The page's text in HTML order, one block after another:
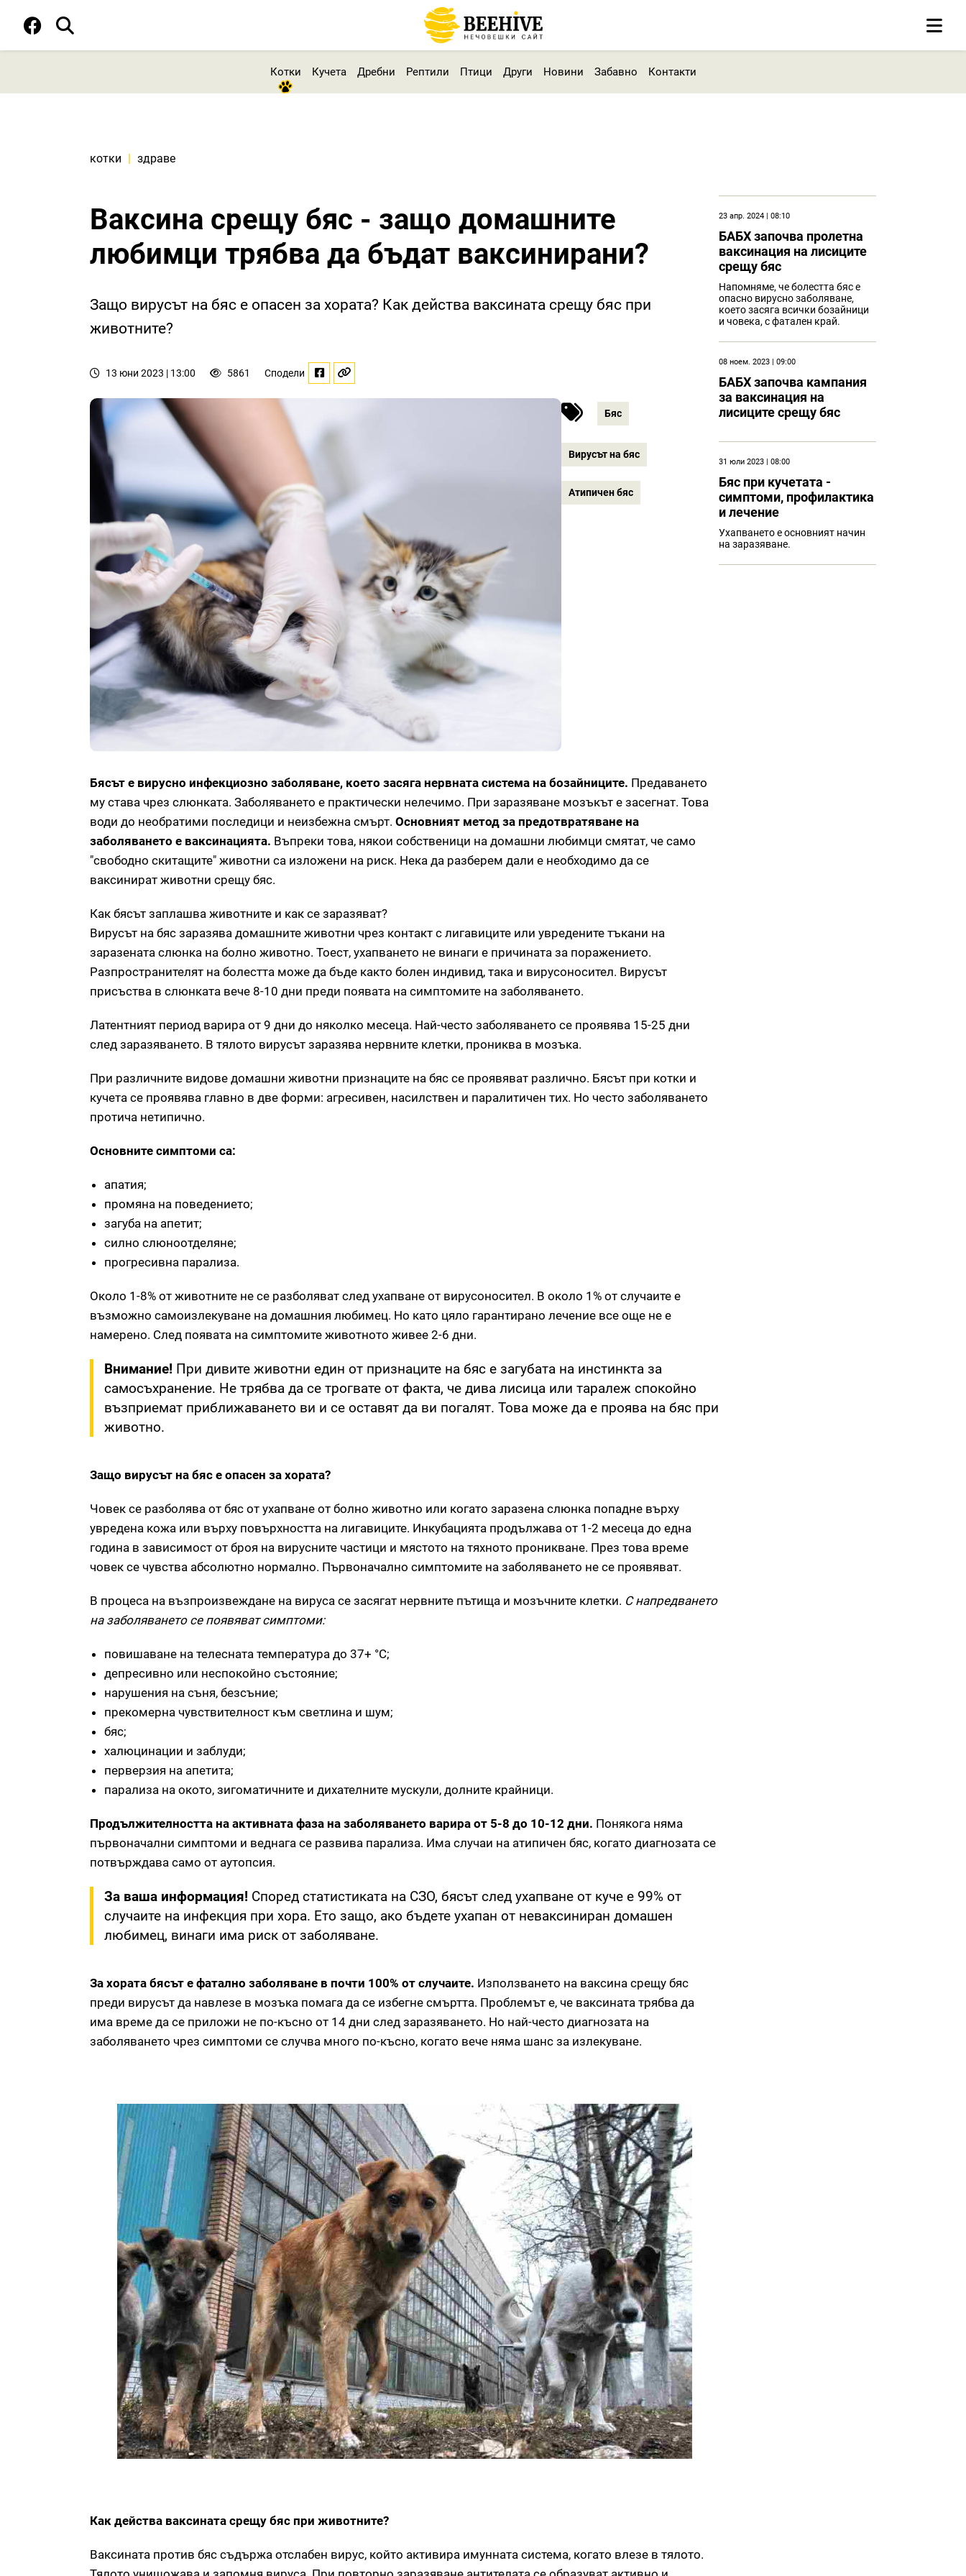
Котки Кучета Дребни Рептили Птици Други Новини Забавно Контакти
котки | здраве
Ваксина срещу бяс - защо домашните
любимци трябва да бъдат ваксинирани?
Защо вирусът на бяс е опасен за хората? Как действа ваксината срещу бяс при
животните?
13 юни 2023 | 13:00 5861 Сподели
Бяс
Вирусът на бяс
Атипичен бяс
Бясът е вирусно инфекциозно заболяване, което засяга нервната система на бозайниците. Предаването
му става чрез слюнката. Заболяването е практически нелечимо. При заразяване мозъкът е засегнат. Това
води до необратими последици и неизбежна смърт. Основният метод за предотвратяване на
заболяването е ваксинацията. Въпреки това, някои собственици на домашни любимци смятат, че само
"свободно скитащите" животни са изложени на риск. Нека да разберем дали е необходимо да се
ваксинират животни срещу бяс.
Как бясът заплашва животните и как се заразяват?
Вирусът на бяс заразява домашните животни чрез контакт с лигавиците или увредените тъкани на
заразената слюнка на болно животно. Тоест, ухапването не винаги е причината за поражението.
Разпространителят на болестта може да бъде както болен индивид, така и вирусоносител. Вирусът
присъства в слюнката вече 8-10 дни преди появата на симптомите на заболяването.
Латентният период варира от 9 дни до няколко месеца. Най-често заболяването се проявява 15-25 дни
след заразяването. В тялото вирусът заразява нервните клетки, прониква в мозъка.
При различните видове домашни животни признаците на бяс се проявяват различно. Бясът при котки и
кучета се проявява главно в две форми: агресивен, насилствен и паралитичен тих. Но често заболяването
протича нетипично.
Основните симптоми са:
апатия;
промяна на поведението;
загуба на апетит;
силно слюноотделяне;
прогресивна парализа.
Около 1-8% от животните не се разболяват след ухапване от вирусоносител. В около 1% от случаите е
възможно самоизлекуване на домашния любимец. Но като цяло гарантирано лечение все още не е
намерено. След появата на симптомите животното живее 2-6 дни.
Внимание! При дивите животни един от признаците на бяс е загубата на инстинкта за
самосъхранение. Не трябва да се трогвате от факта, че дива лисица или таралеж спокойно
възприемат приближаването ви и се оставят да ви погалят. Това може да е проява на бяс при
животно.
Защо вирусът на бяс е опасен за хората?
Човек се разболява от бяс от ухапване от болно животно или когато заразена слюнка попадне върху
увредена кожа или върху повърхността на лигавиците. Инкубацията продължава от 1-2 месеца до една
година в зависимост от броя на вирусните частици и мястото на тяхното проникване. През това време
човек се чувства абсолютно нормално. Първоначално симптомите на заболяването не се проявяват.
В процеса на възпроизвеждане на вируса се засягат нервните пътища и мозъчните клетки. С напредването
на заболяването се появяват симптоми:
повишаване на телесната температура до 37+ °C;
депресивно или неспокойно състояние;
нарушения на съня, безсъние;
прекомерна чувствителност към светлина и шум;
бяс;
халюцинации и заблуди;
перверзия на апетита;
парализа на окото, зигоматичните и дихателните мускули, долните крайници.
Продължителността на активната фаза на заболяването варира от 5-8 до 10-12 дни. Понякога няма
първоначални симптоми и веднага се развива парализа. Има случаи на атипичен бяс, когато диагнозата се
потвърждава само от аутопсия.
За ваша информация! Според статистиката на СЗО, бясът след ухапване от куче е 99% от
случаите на инфекция при хора. Ето защо, ако бъдете ухапан от неваксиниран домашен
любимец, винаги има риск от заболяване.
За хората бясът е фатално заболяване в почти 100% от случаите. Използването на ваксина срещу бяс
преди вирусът да навлезе в мозъка помага да се избегне смъртта. Проблемът е, че ваксината трябва да
има време да се приложи не по-късно от 14 дни след заразяването. Но най-често диагнозата на
заболяването чрез симптоми се случва много по-късно, когато вече няма шанс за излекуване.
Как действа ваксината срещу бяс при животните?
Ваксината против бяс съдържа отслабен вирус, който активира имунната система, когато влезе в тялото.
23 апр. 2024 | 08:10
БАБХ започва пролетна
ваксинация на лисиците
срещу бяс
Напомняме, че болестта бяс е
опасно вирусно заболяване,
което засяга всички бозайници
и човека, с фатален край.
08 ноем. 2023 | 09:00
БАБХ започва кампания
за ваксинация на
лисиците срещу бяс
31 юли 2023 | 08:00
Бяс при кучетата -
симптоми, профилактика
и лечение
Ухапването е основният начин
на заразяване.